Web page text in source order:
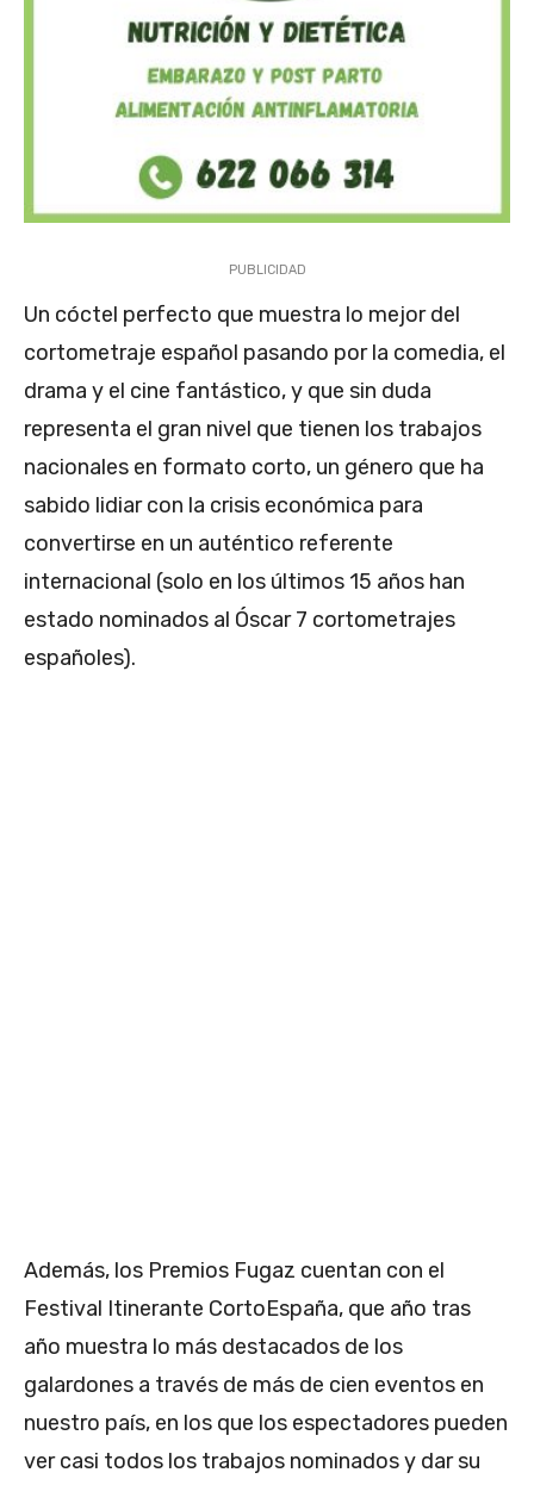
PUBLICIDAD
Un cóctel perfecto que muestra lo mejor del
cortometraje español pasando por la comedia, el
drama y el cine fantástico, y que sin duda
representa el gran nivel que tienen los trabajos
nacionales en formato corto, un género que ha
sabido lidiar con la crisis económica para
convertirse en un auténtico referente
internacional (solo en los últimos 15 años han
estado nominados al Óscar 7 cortometrajes
españoles).
Además, los Premios Fugaz cuentan con el
Festival Itinerante CortoEspaña, que año tras
año muestra lo más destacados de los
galardones a través de más de cien eventos en
nuestro país, en los que los espectadores pueden
ver casi todos los trabajos nominados y dar su